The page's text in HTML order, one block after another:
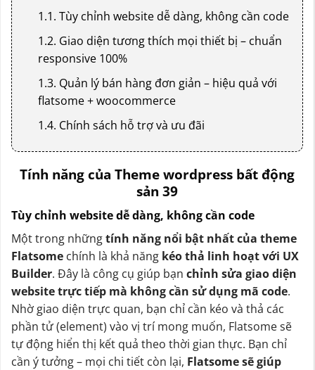
1.1. Tùy chỉnh website dễ dàng, không cần code
1.2. Giao diện tương thích mọi thiết bị – chuẩn
responsive 100%
1.3. Quản lý bán hàng đơn giản – hiệu quả với
flatsome + woocommerce
1.4. Chính sách hỗ trợ và ưu đãi
Tính năng của Theme wordpress bất động
sản 39
Tùy chỉnh website dễ dàng, không cần code
Một trong nhữngtính năng nổi bật nhất của theme
Flatsome chính là khả năng kéo thả linh hoạt với UX
Builder. Đây là công cụ giúp bạn chỉnh sửa giao diện
website trực tiếp mà không cần sử dụng mã code.
Nhờ giao diện trực quan, bạn chỉ cần kéo và thả các
phần tử (element) vào vị trí mong muốn, Flatsome sẽ
tự động hiển thị kết quả theo thời gian thực. Bạn chỉ
cần ý tưởng – mọi chi tiết còn lại, Flatsome sẽ giúp